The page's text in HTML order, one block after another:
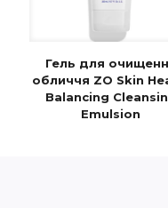
Гель для
обличчя ZO Skin
Balancing
Emulsion